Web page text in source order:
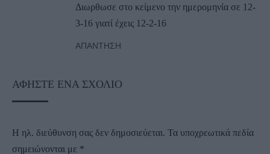
Διωρθωσε στο κείμενο την ημερομηνία σε 12-
3-16 γιατί έχεις 12-2-16
ΑΠΆΝΤΗΣΗ
ΑΦΉΣΤΕ ΈΝΑ ΣΧΌΛΙΟ
Η ηλ. διεύθυνση σας δεν δημοσιεύεται. Τα υποχρεωτικά πεδία
σημειώνονται με *